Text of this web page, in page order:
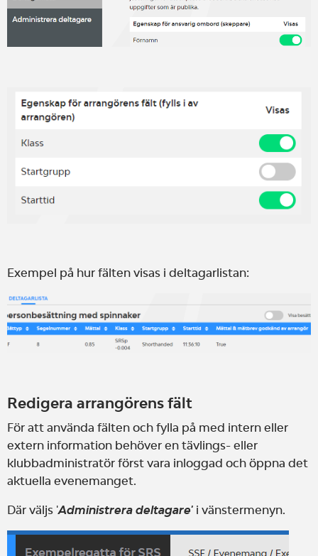
Exempel på hur fälten visas i deltagarlistan:
Redigera arrangörens fält
För att använda fälten och fylla på med intern eller
extern information behöver en tävlings- eller
klubbadministratör först vara inloggad och öppna det
aktuella evenemanget.
Där väljs 'Administrera deltagare' i vänstermenyn.